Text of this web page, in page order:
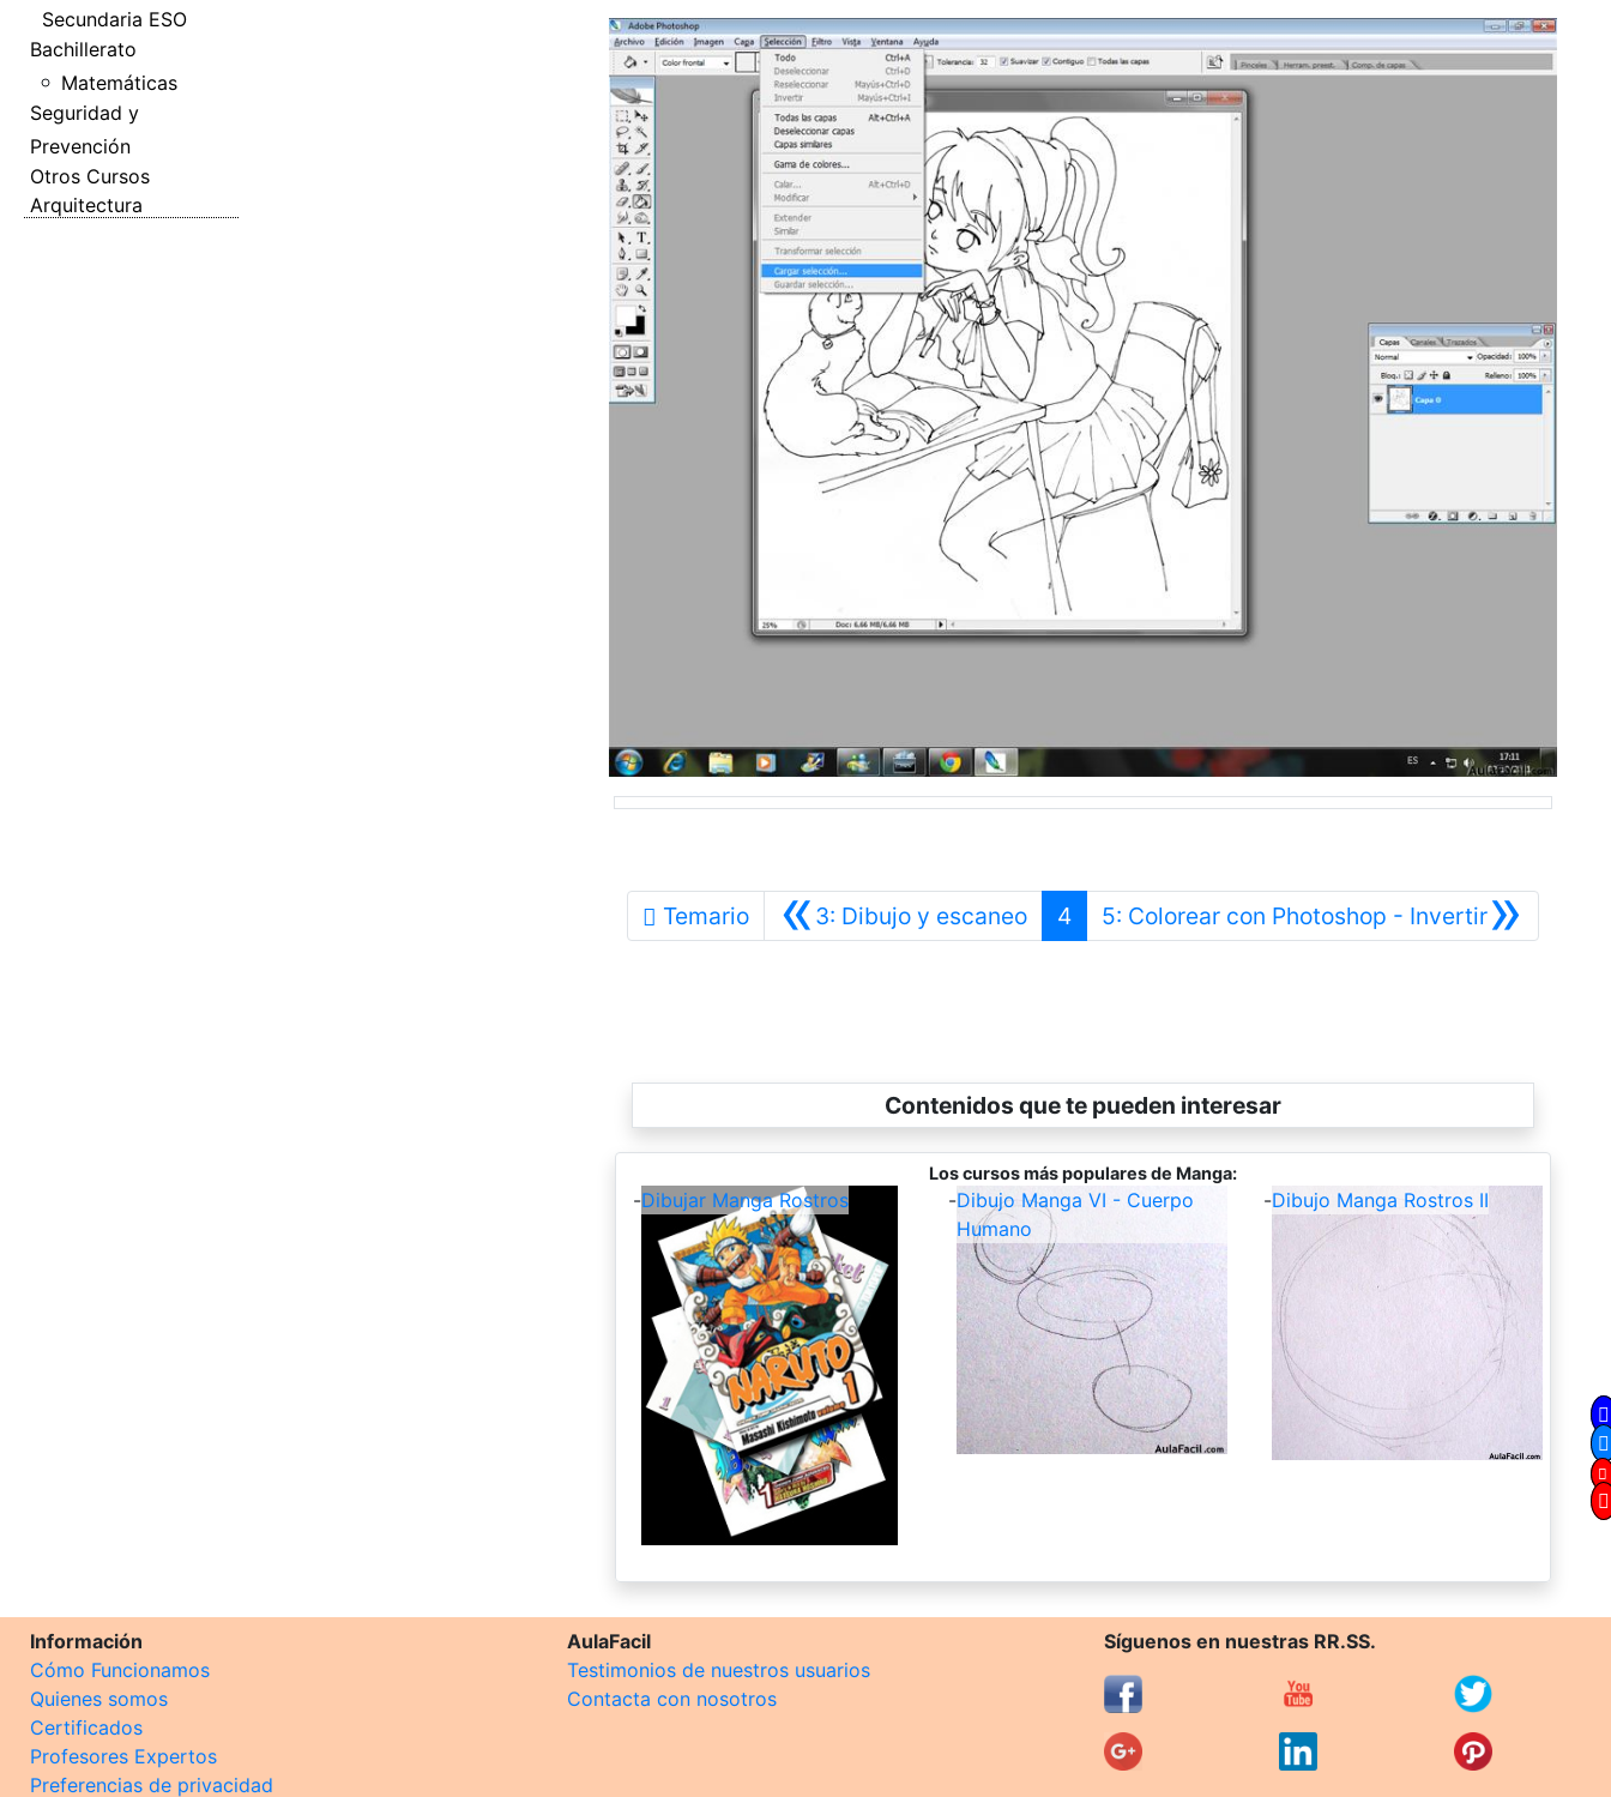
Secundaria ESO
Bachillerato
Matemáticas
Seguridad y
Prevención
Otros Cursos
Arquitectura
Temario «3: Dibujo y escaneoAnterior
4 »
5: Colorear con Photoshop - InvertirSiguiente
Contenidos que te pueden interesar
Los cursos más populares de Manga:
-Dibujar Manga Rostros -Dibujo Manga VI - Cuerpo
Humano
-Dibujo Manga Rostros II
Información
Cómo Funcionamos
Quienes somos
Certificados
Profesores Expertos
Preferencias de privacidad
AulaFacil
Testimonios de nuestros usuarios
Contacta con nosotros
Síguenos en nuestras RR.SS.